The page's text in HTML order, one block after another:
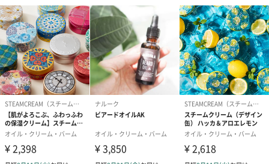
成分）*5 ツバキ種子油、アルガニアスピノサ核油、ユチャ種子
油、ルリジサ種子油、（エモリエント成分）、アーモンド油、ヘ
ーゼルナッツ種子油、マカデミア種子油（整肌成分）
使い方
スキンケアに
●洗顔後、化粧水前のプレケアとして、また化粧水後に美容液代わ
りに。